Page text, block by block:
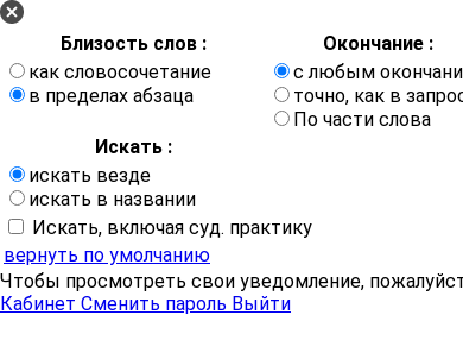
Близость слов :
Окончание :
как словосочетание
в пределах абзаца
с любым
точно, как в
По части слова
Искать :
искать везде
искать в названии
Искать, включая суд. практику
вернуть по умолчанию
Чтобы просмотреть свои уведомление,
Кабинет Сменить пароль Выйти